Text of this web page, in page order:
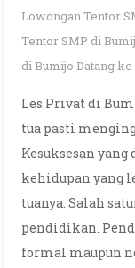
Lowongan Tentor
Tentor SMP di
di Bumijo Datang ke
Les Privat di
tua pasti
Kesuksesan
kehidupan yang
tuanya. Salah
pendidikan.
formal maupun